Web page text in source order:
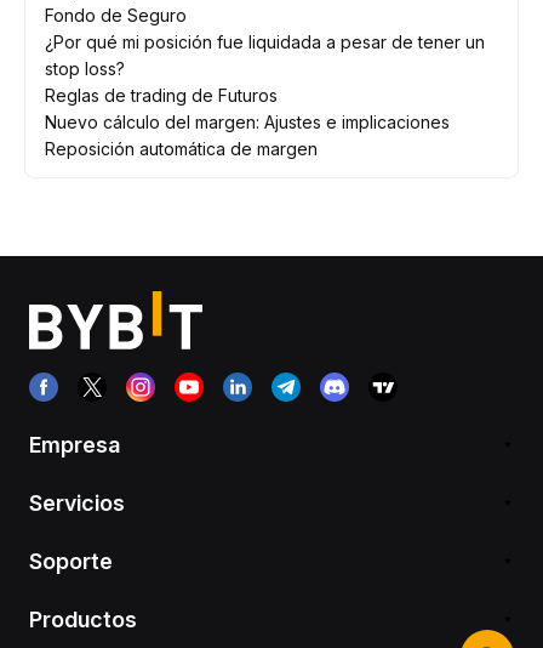
Fondo de Seguro
¿Por qué mi posición fue liquidada a pesar de tener un
stop loss?
Reglas de trading de Futuros
Nuevo cálculo del margen: Ajustes e implicaciones
Reposición automática de margen
Empresa
Servicios
Soporte
Productos